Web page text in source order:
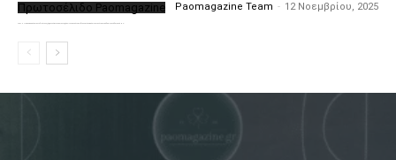
Πρωτοσέλιδο Paomagazine Paomagazine Team - 12 Νοεμβρίου, 2025